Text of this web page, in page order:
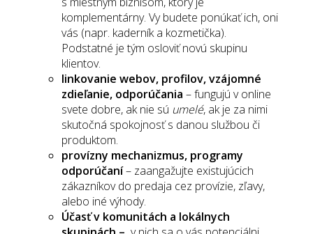
komplementárny. Vy budete ponúkať ich, oni
vás (napr. kaderník a kozmetička).
Podstatné je tým osloviť novú skupinu
klientov.
linkovanie webov, profilov, vzájomné
zdieľanie, odporúčania – fungujú v online
svete dobre, ak nie sú umelé, ak je za nimi
skutočná spokojnosť s danou službou či
produktom.
provízny mechanizmus, programy
odporúčaní– zaangažujte existujúcich
zákazníkov do predaja cez provízie, zľavy,
alebo iné výhody.
Účasť v komunitách a lokálnych